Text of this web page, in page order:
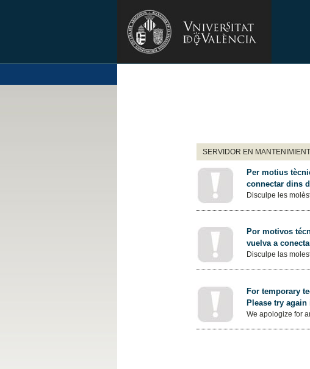
SERVIDOR EN
Per motius
connectar dins
Disculpe les
Por motivos
vuelva a
Disculpe las
For temporary
Please try
We apologize for